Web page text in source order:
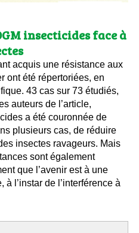
insecticides face à
acquis une résistance aux
ont été répertoriées, en
43 cas sur 73 étudiés,
auteurs de l’article,
a été couronnée de
plusieurs cas, de réduire
insectes ravageurs. Mais
sont également
que l’avenir est à une
l’instar de l’interférence à